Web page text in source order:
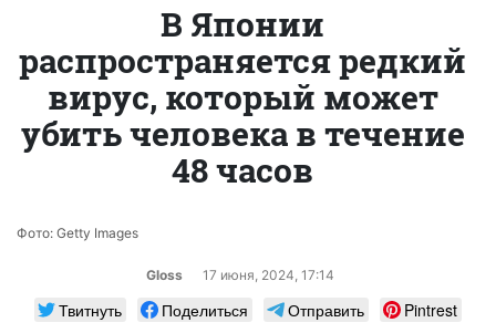
В Японии
распространяется редкий
вирус, который может
убить человека в течение
48 часов
Фото: Getty Images
Gloss 17 июня, 2024, 17:14
Твитнуть Поделиться Отправить
Pintrest